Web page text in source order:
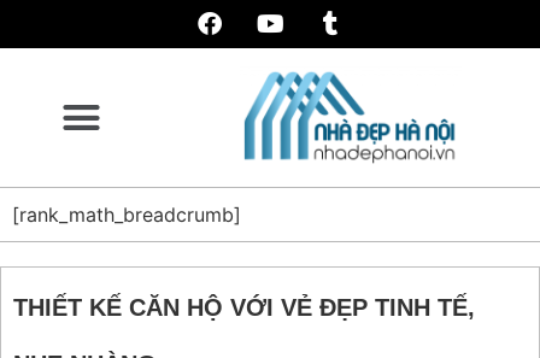
[rank_math_breadcrumb]
THIẾT KẾ CĂN HỘ VỚI VẺ ĐẸP TINH TẾ,